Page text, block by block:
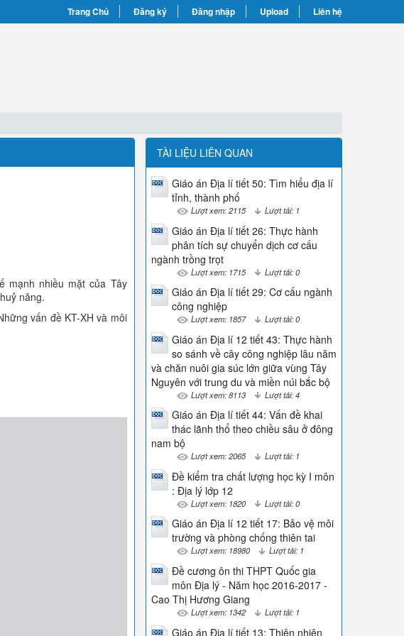
Trang Chủ Đăng ký Đăng nhập Upload Liên hệ
mạnh nhiều mặt của Tây
năng.
vấn đề KT-XH và môi
TÀI LIỆU LIÊN QUAN
Giáo án Địa lí tiết 50: Tìm hiểu địa lí
tỉnh, thành phố
Lượt xem: 2115 Lượt tải: 1
Giáo án Địa lí tiết 26: Thực hành
phân tích sự chuyển dịch cơ cấu
ngành trồng trọt
Lượt xem: 1715 Lượt tải: 0
Giáo án Địa lí tiết 29: Cơ cấu ngành
công nghiệp
Lượt xem: 1857 Lượt tải: 0
Giáo án Địa lí 12 tiết 43: Thực hành
so sánh về cây công nghiệp lâu năm
và chăn nuôi gia súc lớn giữa vùng Tây
Nguyên với trung du và miền núi bắc bộ
Lượt xem: 8113 Lượt tải: 4
Giáo án Địa lí tiết 44: Vấn đề khai
thác lãnh thổ theo chiều sâu ở đông
nam bộ
Lượt xem: 2065 Lượt tải: 1
Đề kiểm tra chất lượng học kỳ I môn
: Địa lý lớp 12
Lượt xem: 1820 Lượt tải: 0
Giáo án Địa lí 12 tiết 17: Bảo vệ môi
trường và phòng chống thiên tai
Lượt xem: 18980 Lượt tải: 1
Đề cương ôn thi THPT Quốc gia
môn Địa lý - Năm học 2016-2017 -
Cao Thị Hương Giang
Lượt xem: 1342 Lượt tải: 1
Giáo án Địa lí tiết 13: Thiên nhiên